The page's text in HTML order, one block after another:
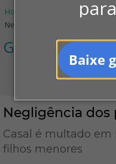
para
Baixe
Home
Negligência dos pais
Garagens
Negligência dos
Casal é multado em
filhos menores